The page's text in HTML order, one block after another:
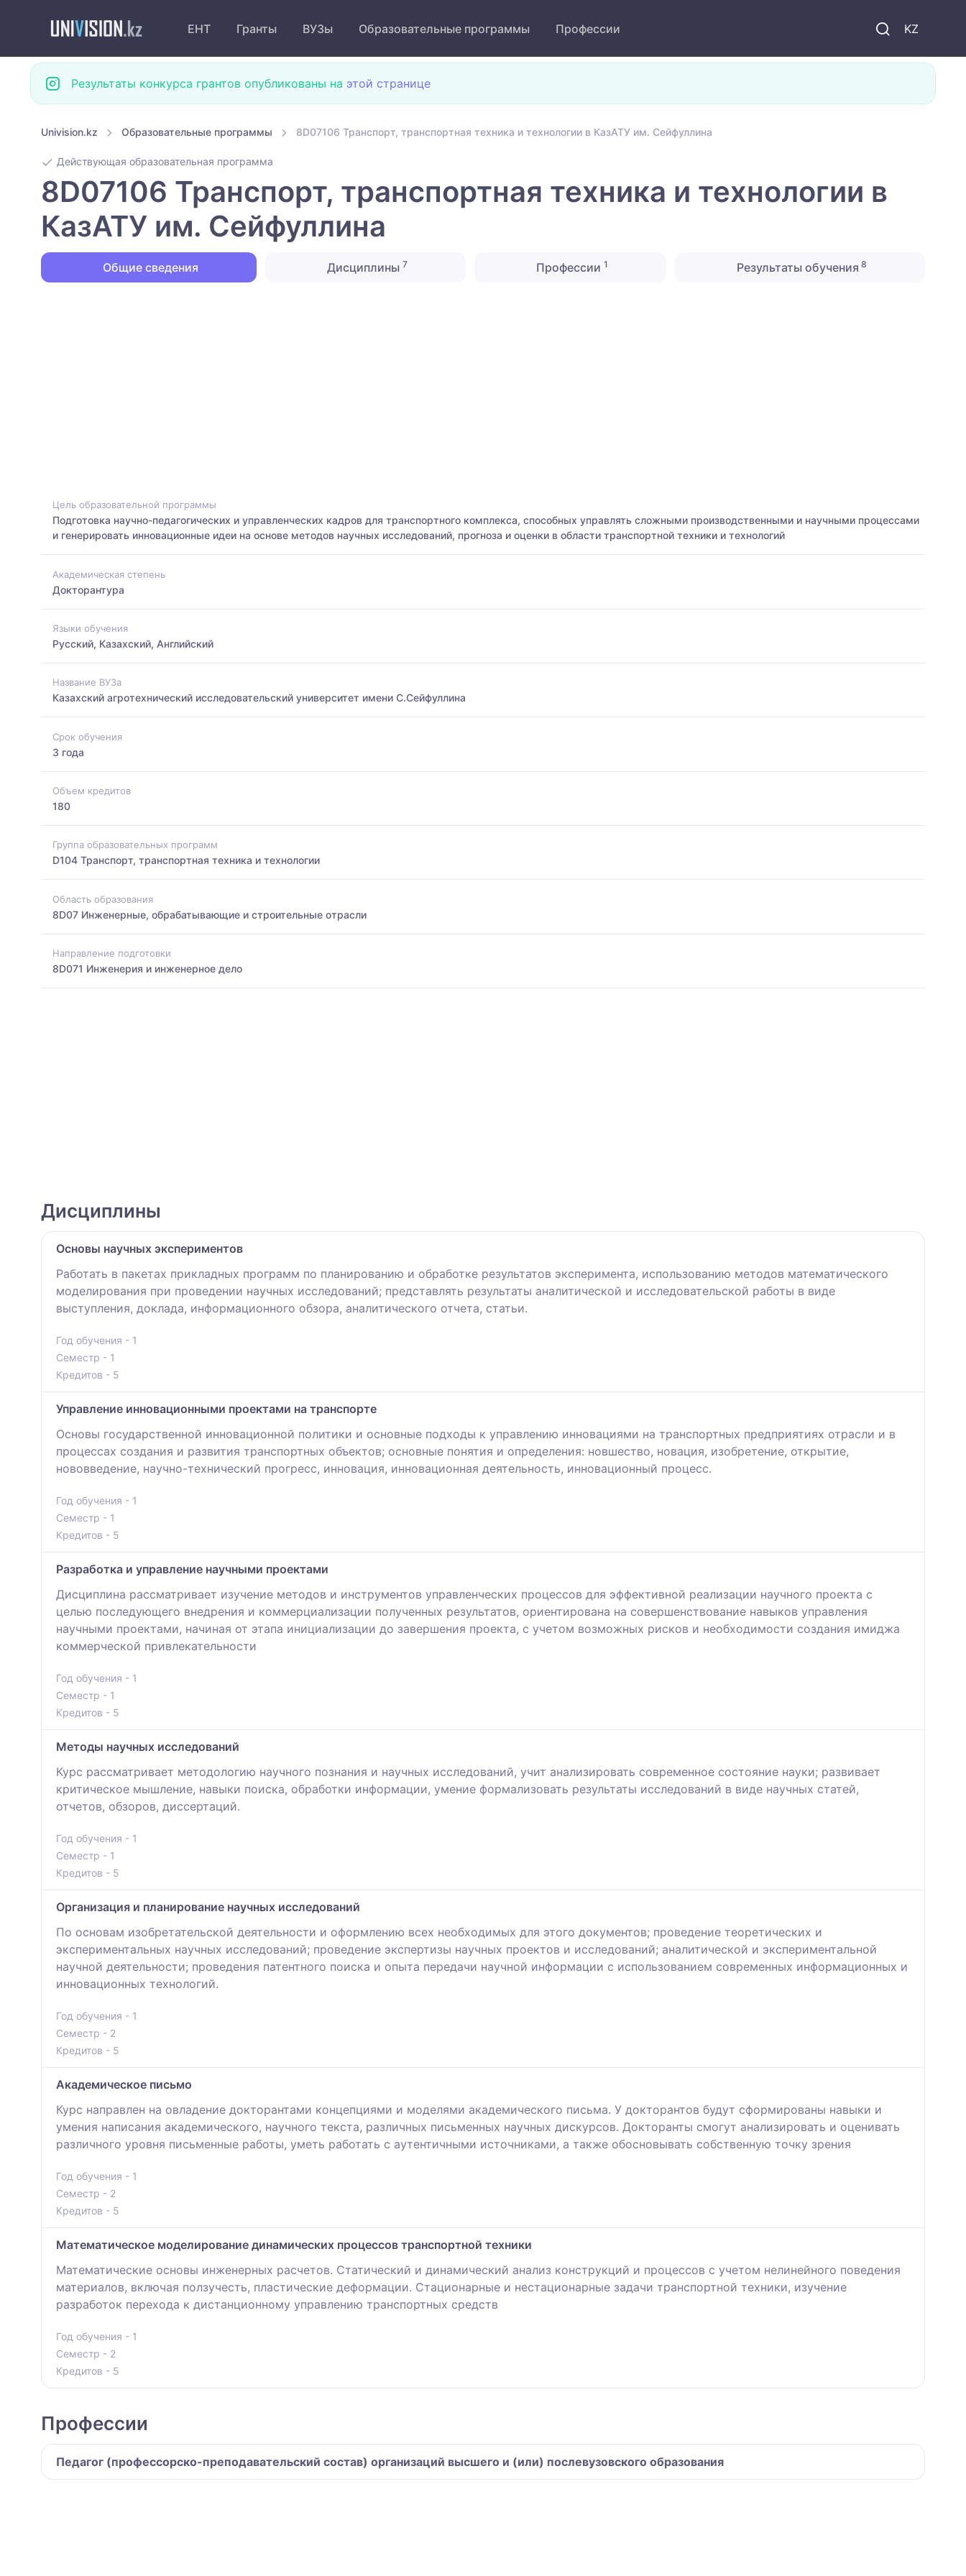
KZ
ЕНТ Гранты ВУЗы Образовательные программы Профессии
Результаты конкурса грантов опубликованы на этой странице
Univision.kz Образовательные программы 8D07106 Транспорт, транспортная техника и технологии в КазАТУ им. Сейфуллина
Действующая образовательная программа
8D07106 Транспорт, транспортная техника и технологии в
КазАТУ им. Сейфуллина
Общие сведения Дисциплины 7 Профессии 1 Результаты обучения 8
Цель образовательной программы
Подготовка научно-педагогических и управленческих кадров для транспортного комплекса, способных управлять сложными производственными и научными процессами
и генерировать инновационные идеи на основе методов научных исследований, прогноза и оценки в области транспортной техники и технологий
Академическая степень
Докторантура
Языки обучения
Русский, Казахский, Английский
Название ВУЗа
Казахский агротехнический исследовательский университет имени С.Сейфуллина
Срок обучения
3 года
Объем кредитов
180
Группа образовательных программ
D104 Транспорт, транспортная техника и технологии
Область образования
8D07 Инженерные, обрабатывающие и строительные отрасли
Направление подготовки
8D071 Инженерия и инженерное дело
Дисциплины
Основы научных экспериментов
Работать в пакетах прикладных программ по планированию и обработке результатов эксперимента, использованию методов математического
моделирования при проведении научных исследований; представлять результаты аналитической и исследовательской работы в виде
выступления, доклада, информационного обзора, аналитического отчета, статьи.
Год обучения - 1
Семестр - 1
Кредитов - 5
Управление инновационными проектами на транспорте
Основы государственной инновационной политики и основные подходы к управлению инновациями на транспортных предприятиях отрасли и в
процессах создания и развития транспортных объектов; основные понятия и определения: новшество, новация, изобретение, открытие,
нововведение, научно-технический прогресс, инновация, инновационная деятельность, инновационный процесс.
Год обучения - 1
Семестр - 1
Кредитов - 5
Разработка и управление научными проектами
Дисциплина рассматривает изучение методов и инструментов управленческих процессов для эффективной реализации научного проекта с
целью последующего внедрения и коммерциализации полученных результатов, ориентирована на совершенствование навыков управления
научными проектами, начиная от этапа инициализации до завершения проекта, с учетом возможных рисков и необходимости создания имиджа
коммерческой привлекательности
Год обучения - 1
Семестр - 1
Кредитов - 5
Методы научных исследований
Курс рассматривает методологию научного познания и научных исследований, учит анализировать современное состояние науки; развивает
критическое мышление, навыки поиска, обработки информации, умение формализовать результаты исследований в виде научных статей,
отчетов, обзоров, диссертаций.
Год обучения - 1
Семестр - 1
Кредитов - 5
Организация и планирование научных исследований
По основам изобретательской деятельности и оформлению всех необходимых для этого документов; проведение теоретических и
экспериментальных научных исследований; проведение экспертизы научных проектов и исследований; аналитической и экспериментальной
научной деятельности; проведения патентного поиска и опыта передачи научной информации с использованием современных информационных и
инновационных технологий.
Год обучения - 1
Семестр - 2
Кредитов - 5
Академическое письмо
Курс направлен на овладение докторантами концепциями и моделями академического письма. У докторантов будут сформированы навыки и
умения написания академического, научного текста, различных письменных научных дискурсов. Докторанты смогут анализировать и оценивать
различного уровня письменные работы, уметь работать с аутентичными источниками, а также обосновывать собственную точку зрения
Год обучения - 1
Семестр - 2
Кредитов - 5
Математическое моделирование динамических процессов транспортной техники
Математические основы инженерных расчетов. Статический и динамический анализ конструкций и процессов с учетом нелинейного поведения
материалов, включая ползучесть, пластические деформации. Стационарные и нестационарные задачи транспортной техники, изучение
разработок перехода к дистанционному управлению транспортных средств
Год обучения - 1
Семестр - 2
Кредитов - 5
Профессии
Педагог (профессорско-преподавательский состав) организаций высшего и (или) послевузовского образования